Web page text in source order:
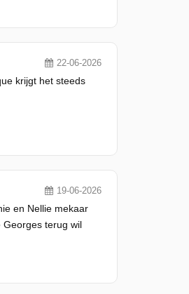
22-06-2026
krijgt het steeds
19-06-2026
en Nellie mekaar
terug wil